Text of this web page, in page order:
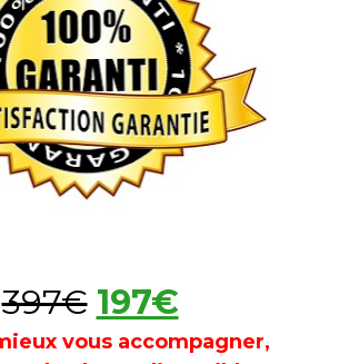
397€ 197€
vous accompagner,